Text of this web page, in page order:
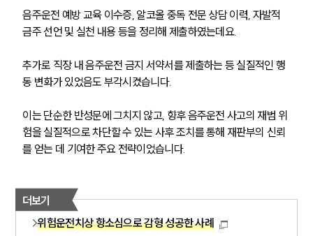
음주운전 예방 교육 이수증, 알코올 중독 전문 상담 이력, 자발적
금주 선언 및 실천 내용 등을 정리해 제출하였는데요.
추가로 직장 내 음주운전 금지 서약서를 제출하는 등 실질적인 행
동 변화가 있었음도 부각시켰습니다.
이는 단순한 반성문에 그치지 않고, 향후 음주운전 사고의 재범 위
험을 실질적으로 차단할 수 있는 사후 조치를 통해 재판부의 신뢰
를 얻는 데 기여한 주요 전략이었습니다.
더보기
위험운전치상 항소심으로 감형 성공한 사례